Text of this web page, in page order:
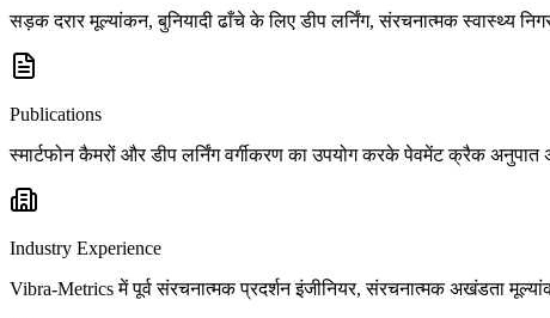
सड़क दरार मूल्यांकन, बुनियादी ढाँचे के लिए डीप लर्निंग, संरचनात्मक स्वास्थ्य
Publications
स्मार्टफोन कैमरों और डीप लर्निंग वर्गीकरण का उपयोग करके पेवमेंट क्रैक अनुपात
Industry Experience
Vibra-Metrics में पूर्व संरचनात्मक प्रदर्शन इंजीनियर, संरचनात्मक अखंडता